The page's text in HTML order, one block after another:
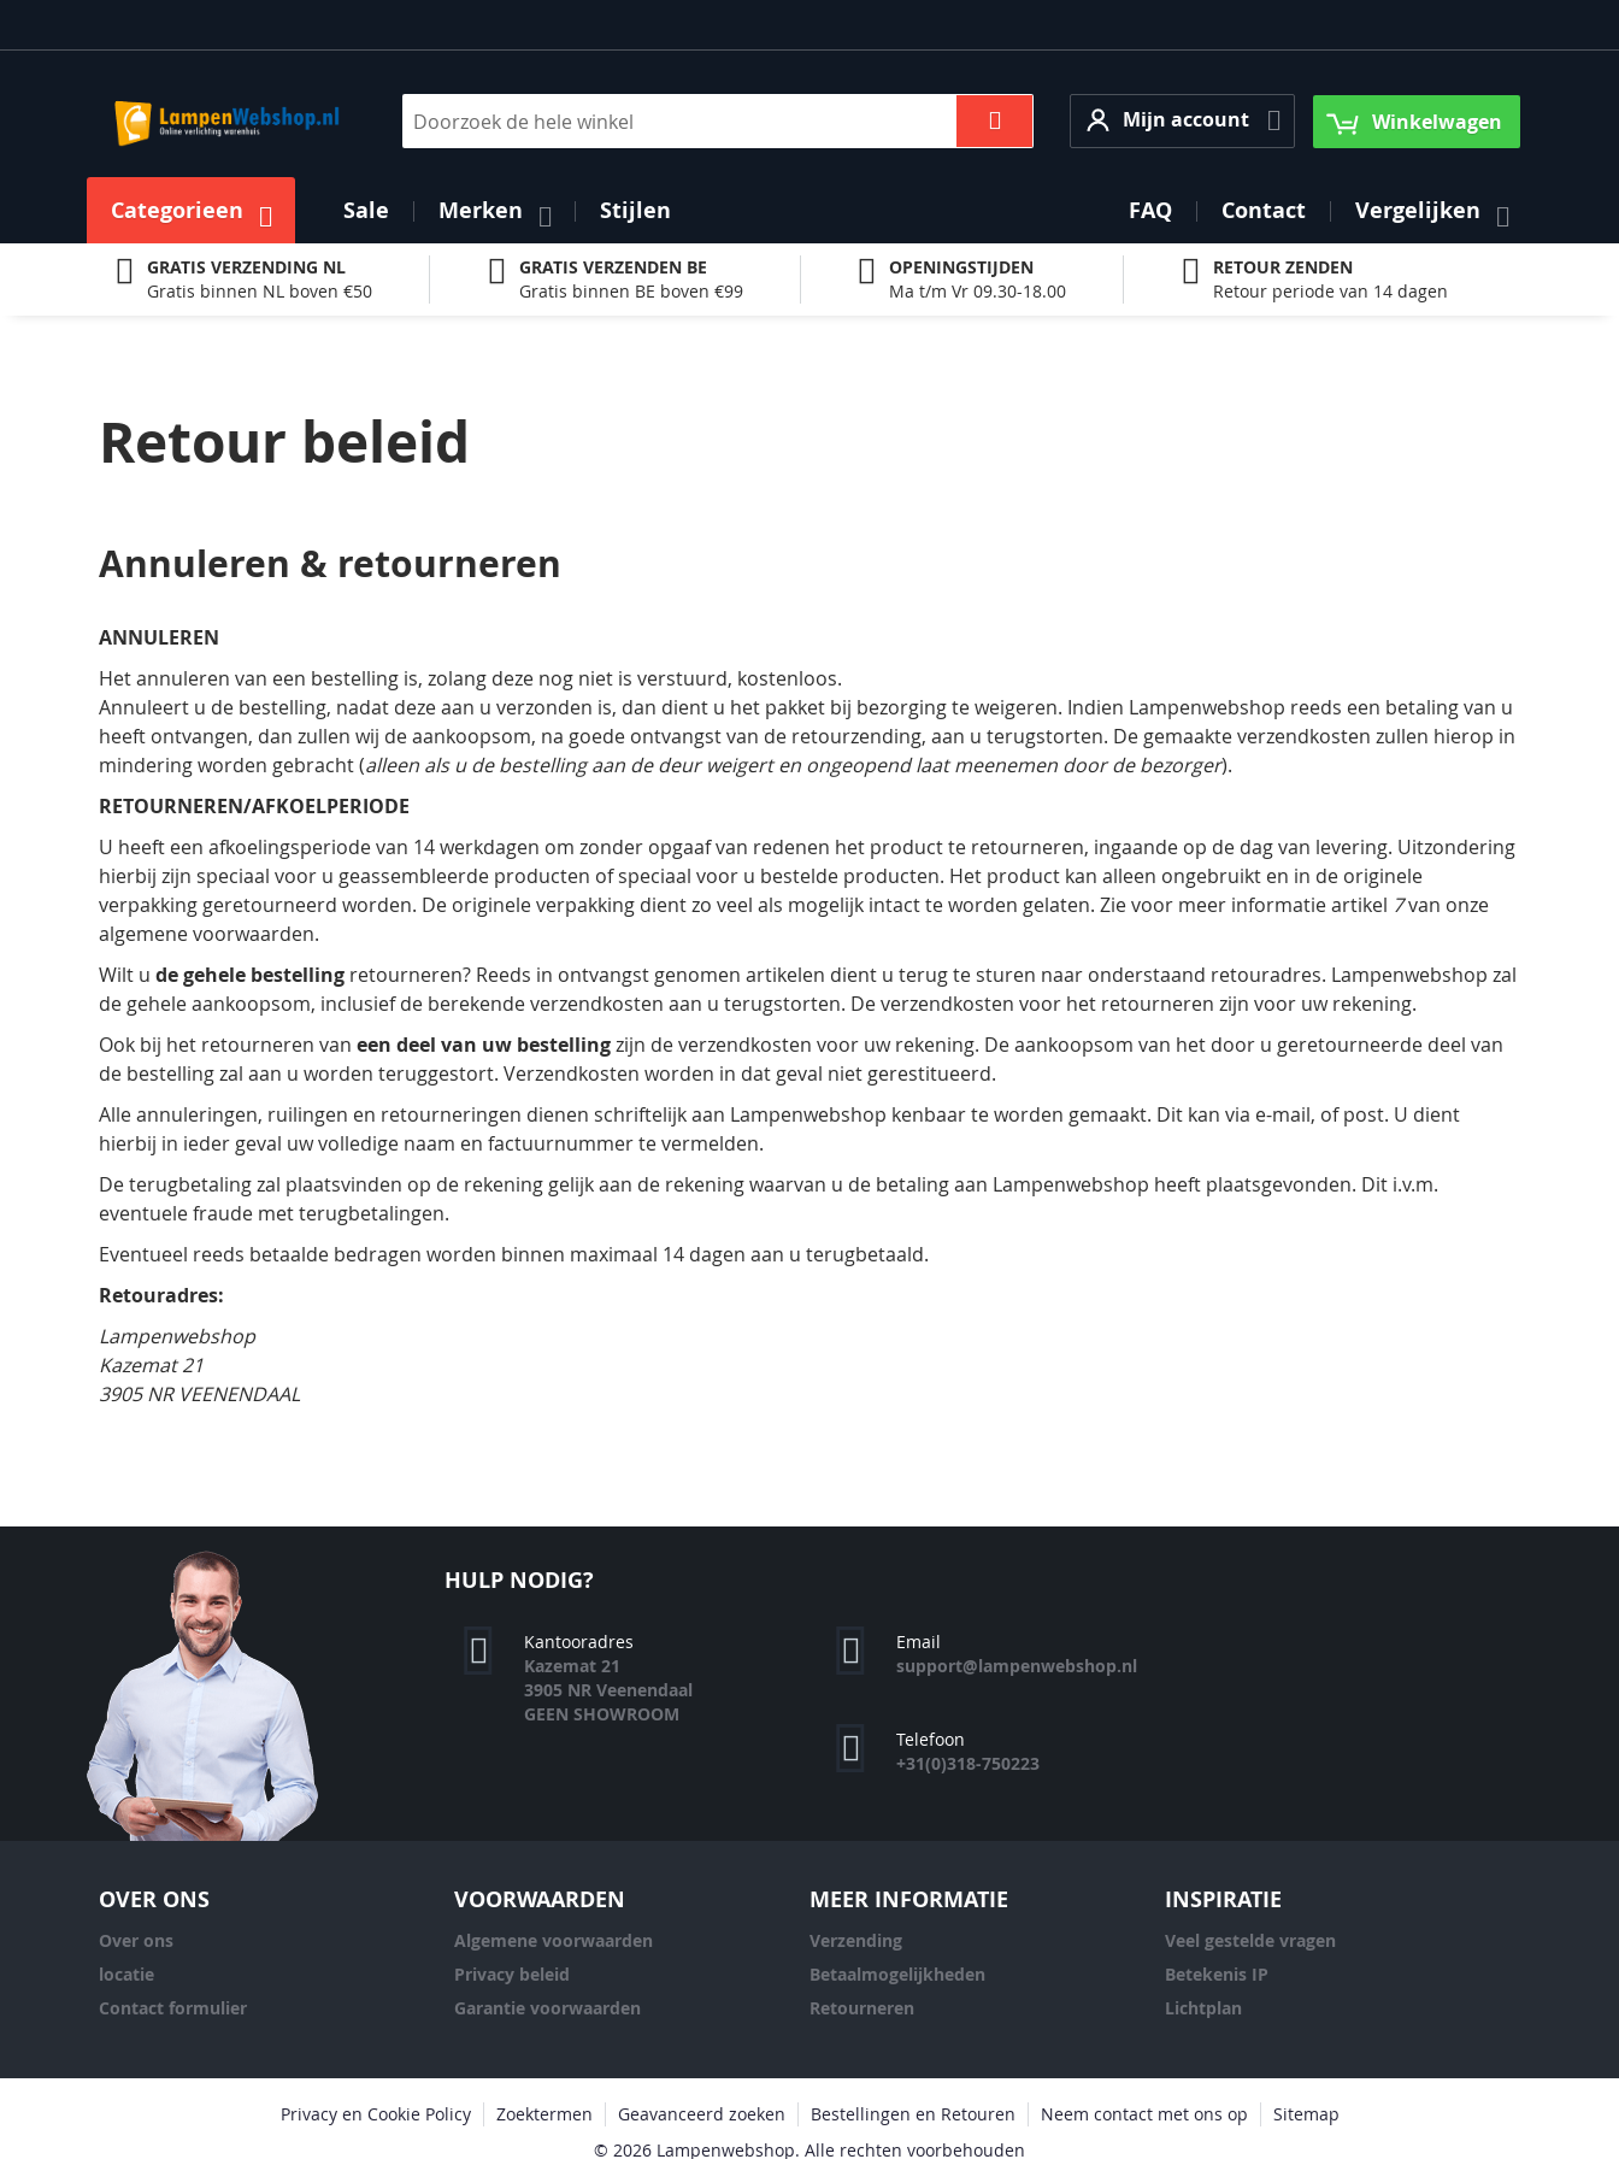
naar
inhoud
Mijn account
Mijn account Winkelwagen
Categorieen Sale Merken Stijlen FAQ Contact Vergelijken
GRATIS VERZENDING NL
Gratis binnen NL boven €50
GRATIS VERZENDEN BE
Gratis binnen BE boven €99
OPENINGSTIJDEN
Ma t/m Vr 09.30-18.00
RETOUR ZENDEN
Retour periode van 14 dagen
Retour beleid
Annuleren & retourneren
ANNULEREN
Het annuleren van een bestelling is, zolang deze nog niet is verstuurd, kostenloos.
Annuleert u de bestelling, nadat deze aan u verzonden is, dan dient u het pakket bij bezorging te weigeren. Indien Lampenwebshop reeds een betaling van u
heeft ontvangen, dan zullen wij de aankoopsom, na goede ontvangst van de retourzending, aan u terugstorten. De gemaakte verzendkosten zullen hierop in
mindering worden gebracht (alleen als u de bestelling aan de deur weigert en ongeopend laat meenemen door de bezorger).
RETOURNEREN/AFKOELPERIODE
U heeft een afkoelingsperiode van 14 werkdagen om zonder opgaaf van redenen het product te retourneren, ingaande op de dag van levering. Uitzondering
hierbij zijn speciaal voor u geassembleerde producten of speciaal voor u bestelde producten. Het product kan alleen ongebruikt en in de originele
verpakking geretourneerd worden. De originele verpakking dient zo veel als mogelijk intact te worden gelaten. Zie voor meer informatie artikel 7van onze
algemene voorwaarden.
Wilt u de gehele bestelling retourneren? Reeds in ontvangst genomen artikelen dient u terug te sturen naar onderstaand retouradres. Lampenwebshop zal
de gehele aankoopsom, inclusief de berekende verzendkosten aan u terugstorten. De verzendkosten voor het retourneren zijn voor uw rekening.
Ook bij het retourneren van een deel van uw bestellingzijn de verzendkosten voor uw rekening. De aankoopsom van het door u geretourneerde deel van
de bestelling zal aan u worden teruggestort. Verzendkosten worden in dat geval niet gerestitueerd.
Alle annuleringen, ruilingen en retourneringen dienen schriftelijk aan Lampenwebshop kenbaar te worden gemaakt. Dit kan via e-mail, of post. U dient
hierbij in ieder geval uw volledige naam en factuurnummer te vermelden.
De terugbetaling zal plaatsvinden op de rekening gelijk aan de rekening waarvan u de betaling aan Lampenwebshop heeft plaatsgevonden. Dit i.v.m.
eventuele fraude met terugbetalingen.
Eventueel reeds betaalde bedragen worden binnen maximaal 14 dagen aan u terugbetaald.
Retouradres:
Lampenwebshop
Kazemat 21
3905 NR VEENENDAAL
HULP NODIG?
Kantooradres
Kazemat 21
3905 NR Veenendaal
GEEN SHOWROOM
Email
support@lampenwebshop.nl
Telefoon
+31(0)318-750223
OVER ONS
Over ons
locatie
Contact formulier
VOORWAARDEN
Algemene voorwaarden
Privacy beleid
Garantie voorwaarden
MEER INFORMATIE
Verzending
Betaalmogelijkheden
Retourneren
INSPIRATIE
Veel gestelde vragen
Betekenis IP
Lichtplan
Privacy en Cookie Policy Zoektermen Geavanceerd zoeken Bestellingen en Retouren Neem contact met ons op
Sitemap
© 2026 Lampenwebshop. Alle rechten voorbehouden